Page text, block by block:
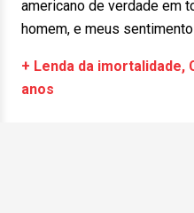
americano de verdade em
homem, e meus
+ Lenda da imortalidade,
anos